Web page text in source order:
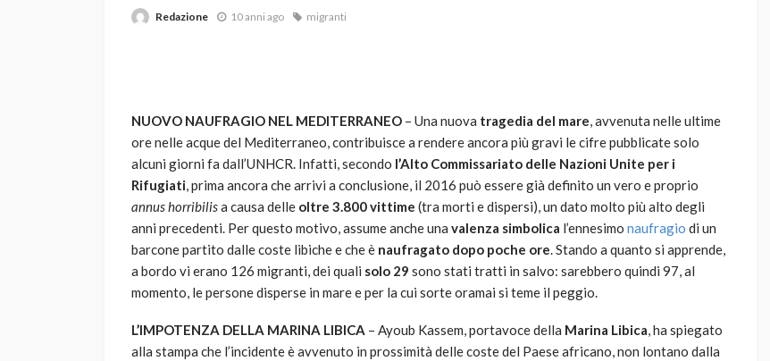
Redazione 10 anni ago migranti
NUOVO NAUFRAGIO NEL MEDITERRANEO – Una nuova tragedia del mare, avvenuta nelle ultime
ore nelle acque del Mediterraneo, contribuisce a rendere ancora più gravi le cifre pubblicate solo
alcuni giorni fa dall’UNHCR. Infatti, secondo l’Alto Commissariato delle Nazioni Unite per i
Rifugiati, prima ancora che arrivi a conclusione, il 2016 può essere già definito un vero e proprio
annus horribilisa causa delle oltre 3.800 vittime (tra morti e dispersi), un dato molto più alto degli
anni precedenti. Per questo motivo, assume anche una valenza simbolica l’ennesimo naufragio di un
barcone partito dalle coste libiche e che è naufragato dopo poche ore. Stando a quanto si apprende,
a bordo vi erano 126 migranti, dei quali solo 29 sono stati tratti in salvo: sarebbero quindi 97, al
momento, le persone disperse in mare e per la cui sorte oramai si teme il peggio.
L’IMPOTENZA DELLA MARINA LIBICA – Ayoub Kassem, portavoce della Marina Libica, ha spiegato
alla stampa che l’incidente è avvenuto in prossimità delle coste del Paese africano, non lontano dalla
VARIE
Robot tagliaerba: quale
scegliere per il tuo prato
god 1 anno ago 784
Davis: tennis mondiale e
passione per
l’automobilismo
abbracciano la stessa causa
god 9 mesi ago